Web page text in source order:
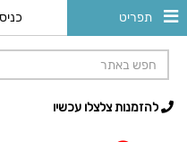
תפריט
להזמנות צלצלו עכשיו